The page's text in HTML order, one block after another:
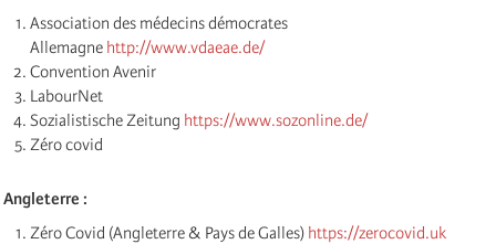
Association des médecins démocrates
Allemagne http://www.vdaeae.de/
Convention Avenir
LabourNet
Sozialistische Zeitung https://www.sozonline.de/
Zéro covid
Angleterre :
Zéro Covid (Angleterre & Pays de Galles) https://zerocovid.uk